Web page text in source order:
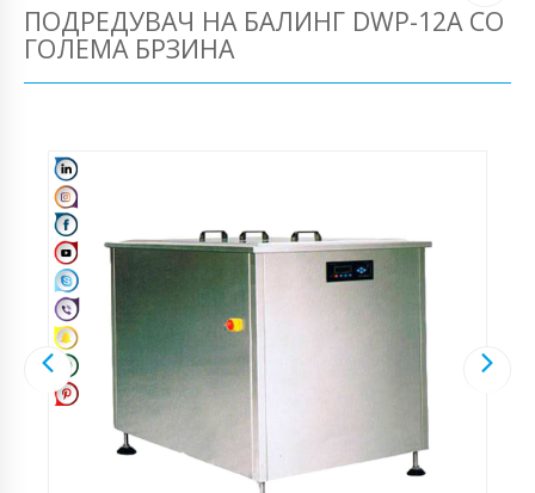
ПОДРЕДУВАЧ НА БАЛИНГ DWP-12A СО
ГОЛЕМА БРЗИНА